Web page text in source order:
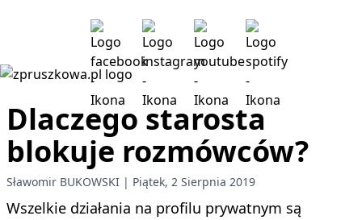
Dlaczego starosta
blokuje rozmówców?
Sławomir BUKOWSKI Piątek, 2 Sierpnia 2019
Wszelkie działania na profilu prywatnym są